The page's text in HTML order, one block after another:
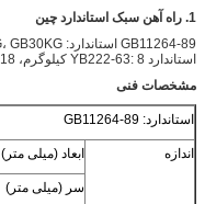
1. راه آهن سبک استاندارد چین
GB11264-89 استاندارد: GB6KG، GB9KG، GB12KG، GB15KG، GB22KG، GB30KG
استاندارد YB222-63: 8 کیلوگرم، 18 کیلوگرم، 24 کیلوگرم
مشخصات فنی
استاندارد: GB11264-89
اندازه ابعاد (میلی متر)
سر (میلی متر)